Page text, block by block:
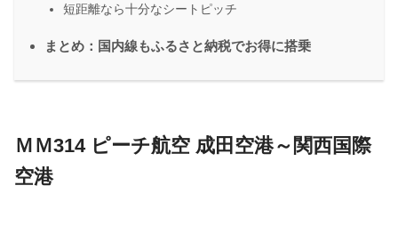
短距離なら十分なシートピッチ
まとめ：国内線もふるさと納税でお得に搭乗
ＭＭ314 ピーチ航空 成田空港～関西国際
空港